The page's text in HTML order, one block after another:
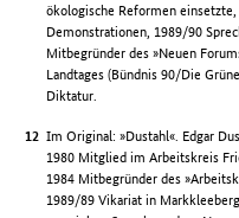
ökologische Reformen
Demonstrationen, 1989/90
Mitbegründer des »Neuen
Landtages (Bündnis 90/Die
Diktatur.
Im Original: »Dustahl«. Edgar
1980 Mitglied im Arbeitskreis
1984 Mitbegründer des
1989/89 Vikariat in